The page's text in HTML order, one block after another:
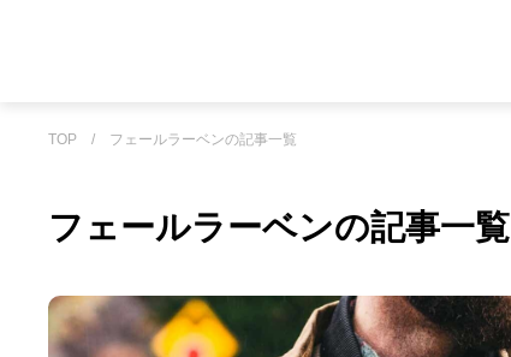
TOP / フェールラーベンの記事一覧
フェールラーベンの記事一覧